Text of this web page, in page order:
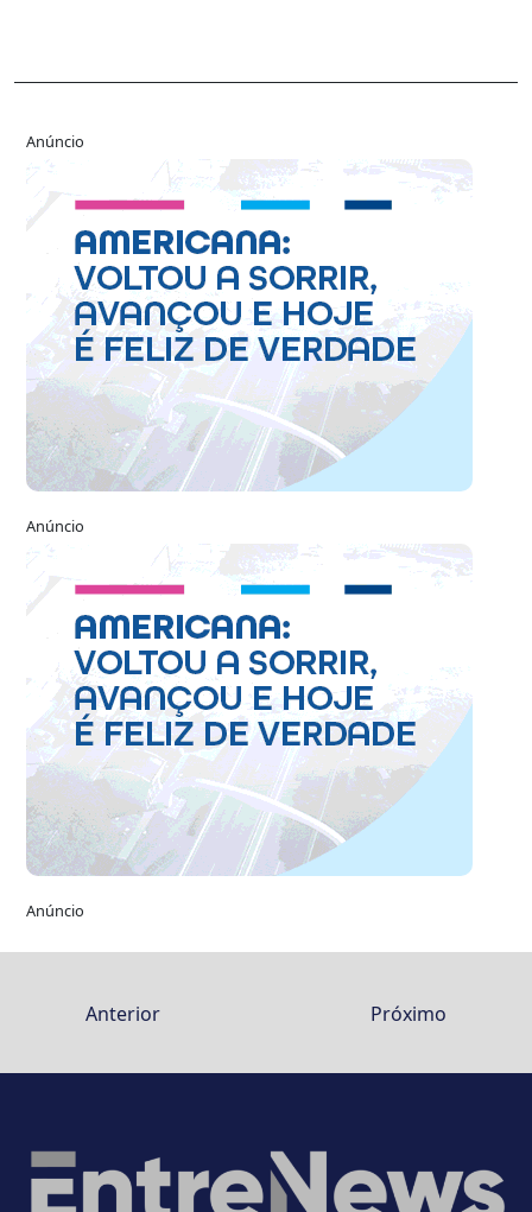
Anúncio
Anúncio
Anúncio
Anterior Próximo